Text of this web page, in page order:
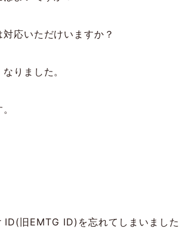
応いただけいますか？
なりました。
旧EMTG ID)を忘れてしまいました